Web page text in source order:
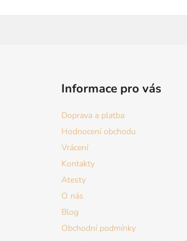
Informace pro vás
Doprava a platba
Hodnocení obchodu
Vrácení
Kontakty
Atesty
O nás
Blog
Obchodní podmínky